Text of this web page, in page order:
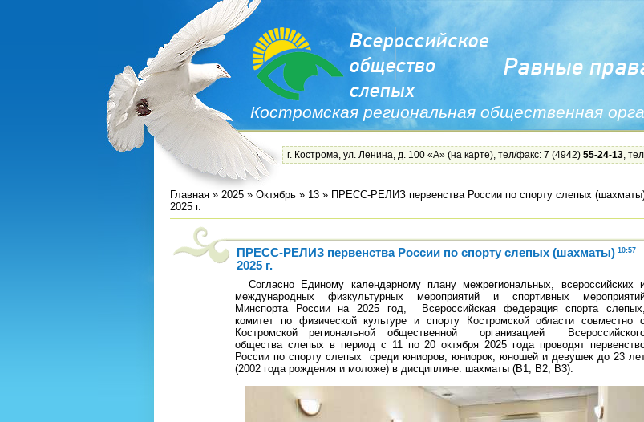
Костромская региональная общественная
г. Кострома, ул. Ленина, д. 100 «А» (на карте), тел/факс: 7 (4942) 55-24-13,
Главная » 2025 » Октябрь » 13 » ПРЕСС-РЕЛИЗ первенства России по спорту слепых
2025 г.
10:57
ПРЕСС-РЕЛИЗ первенства России по спорту слепых (шахматы)
2025 г.
Согласно Единому календарному плану межрегиональных, всероссийских
международных физкультурных мероприятий и спортивных
Минспорта России на 2025 год, Всероссийская федерация спорта слепых,
комитет по физической культуре и спорту Костромской области совместно с
Костромской региональной общественной организацией
общества слепых в период с 11 по 20 октября 2025 года проводят
России по спорту слепых среди юниоров, юниорок, юношей и девушек до 23
(2002 года рождения и моложе) в дисциплине: шахматы (В1, В2, В3).